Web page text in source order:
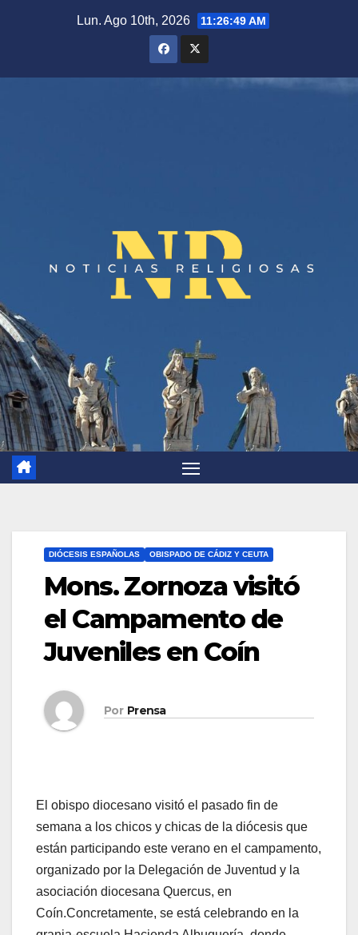
Lun. Ago 10th, 2026 11:26:49 AM
DIÓCESIS ESPAÑOLAS OBISPADO DE CÁDIZ Y CEUTA
Mons. Zornoza visitó
el Campamento de
Juveniles en Coín
Por Prensa
El obispo diocesano visitó el pasado fin de
semana a los chicos y chicas de la diócesis que
están participando este verano en el campamento,
organizado por la Delegación de Juventud y la
asociación diocesana Quercus, en
Coín.Concretamente, se está celebrando en la